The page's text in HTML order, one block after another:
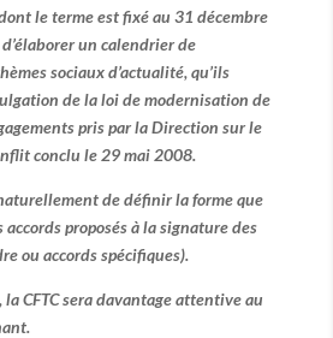
le terme est fixé au 31 décembre
un calendrier de
sociaux d’actualité, qu’ils
de la loi de modernisation de
pris par la Direction sur le
conclu le 29 mai 2008.
de définir la forme que
proposés à la signature des
ou accords spécifiques).
la CFTC sera davantage attentive au